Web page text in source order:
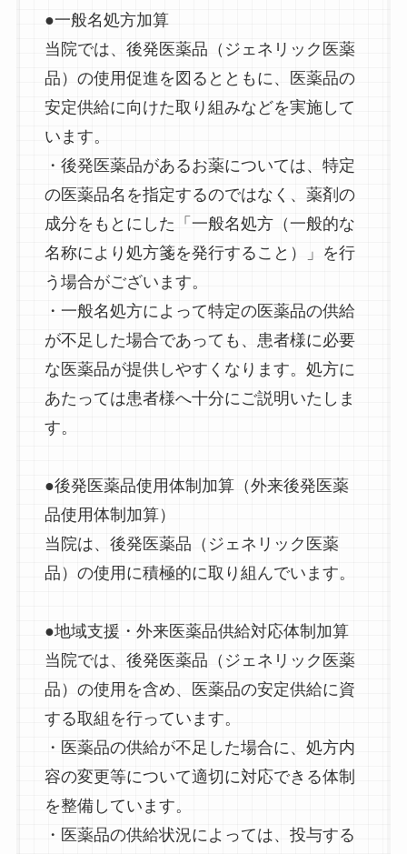
●一般名処方加算
当院では、後発医薬品（ジェネリック医薬
品）の使用促進を図るとともに、医薬品の
安定供給に向けた取り組みなどを実施して
います。
・後発医薬品があるお薬については、特定
の医薬品名を指定するのではなく、薬剤の
成分をもとにした「一般名処方（一般的な
名称により処方箋を発行すること）」を行
う場合がございます。
・一般名処方によって特定の医薬品の供給
が不足した場合であっても、患者様に必要
な医薬品が提供しやすくなります。処方に
あたっては患者様へ十分にご説明いたしま
す。
●後発医薬品使用体制加算（外来後発医薬
品使用体制加算）
当院は、後発医薬品（ジェネリック医薬
品）の使用に積極的に取り組んでいます。
●地域支援・外来医薬品供給対応体制加算
当院では、後発医薬品（ジェネリック医薬
品）の使用を含め、医薬品の安定供給に資
する取組を行っています。
・医薬品の供給が不足した場合に、処方内
容の変更等について適切に対応できる体制
を整備しています。
・医薬品の供給状況によっては、投与する